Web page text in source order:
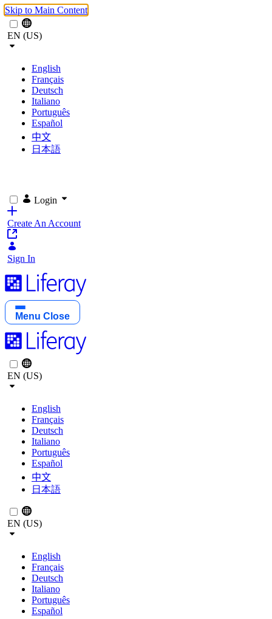
Skip to Main Content
EN (US)
English
Français
Deutsch
Italiano
Português
Español
中文
日本語
Login
Create An Account
Sign In
Menu Close
EN (US)
English
Français
Deutsch
Italiano
Português
Español
中文
日本語
EN (US)
English
Français
Deutsch
Italiano
Português
Español